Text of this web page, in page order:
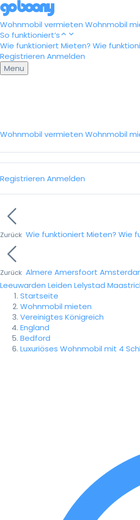
Wohnmobil vermieten Wohnmobil
So funktioniert’s
Wie funktioniert Mieten? Wie
Registrieren Anmelden
Menu
Wohnmobil vermieten Wohnmobil
Registrieren Anmelden
Zurück Wie funktioniert Mieten? Wie
Zurück Almere Amersfoort
Leeuwarden Leiden Lelystad
Startseite
Wohnmobil mieten
Vereinigtes Königreich
England
Bedford
Luxuriöses Wohnmobil mit 4